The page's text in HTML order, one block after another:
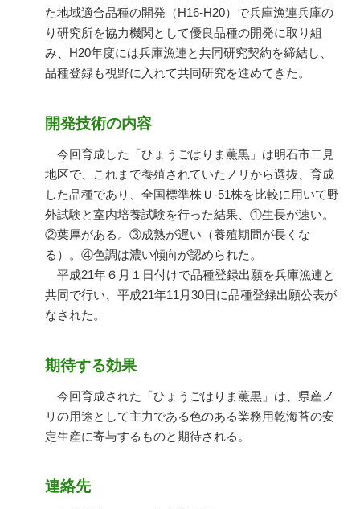
た地域適合品種の開発（H16-H20）で兵庫漁連兵庫の
り研究所を協力機関として優良品種の開発に取り組
み、H20年度には兵庫漁連と共同研究契約を締結し、
品種登録も視野に入れて共同研究を進めてきた。
開発技術の内容
今回育成した「ひょうごはりま薫黒」は明石市二見
地区で、これまで養殖されていたノリから選抜、育成
した品種であり、全国標準株Ｕ-51株を比較に用いて野
外試験と室内培養試験を行った結果、①生長が速い。
②葉厚がある。③成熟が遅い（養殖期間が長くな
る）。④色調は濃い傾向が認められた。
平成21年６月１日付けで品種登録出願を兵庫漁連と
共同で行い、平成21年11月30日に品種登録出願公表が
なされた。
期待する効果
今回育成された「ひょうごはりま薫黒」は、県産ノ
リの用途として主力である色のある業務用乾海苔の安
定生産に寄与するものと期待される。
連絡先